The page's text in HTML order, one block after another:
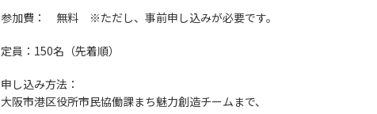
参加費： 無料 ※ただし、事前申し込みが必要です。
定員：150名（先着順）
申し込み方法：
大阪市港区役所市民協働課まち魅力創造チームまで、